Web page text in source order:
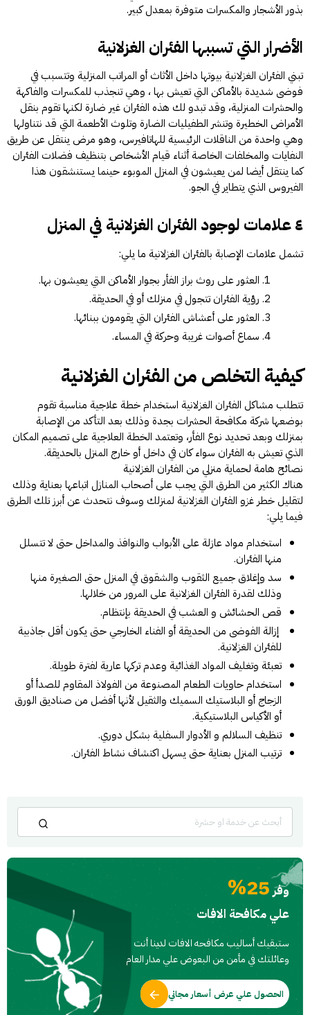
بذور الأشجار والمكسرات متوفرة بمعدل كبير.
الأضرار التي تسببها الفئران الغزلانية
تبني الفئران الغزلانية بيوتها داخل الأثاث أو المراتب المنزلية وتتسبب في
فوضى شديدة بالأماكن التي تعيش بها ، وهي تنجذب للمكسرات والفاكهة
والحشرات المنزلية، وقد تبدو لك هذه الفئران غير ضارة لكنها تقوم بنقل
الأمراض الخطيرة وتنشر الطفيليات الضارة وتلوث الأطعمة التي قد نتناولها
وهي واحدة من الناقلات الرئيسية للهاتافيرس، وهو مرض ينتقل عن طريق
النفايات والمخلفات الخاصة أثناء قيام الأشخاص بتنظيف فضلات الفئران
كما ينتقل أيضا لمن يعيشون في المنزل الموبوء حينما يستنشقون هذا
الفيروس الذي يتطاير في الجو.
٤ علامات لوجود الفئران الغزلانية في المنزل
تشمل علامات الإصابة بالفئران الغزلانية ما يلي:
العثور على روث براز الفأر بجوار الأماكن التي يعيشون بها.
رؤية الفئران تتجول في منزلك أو في الحديقة.
العثور على أعشاش الفئران التي يقومون ببنائها.
سماع أصوات غريبة وحركة في المساء.
كيفية التخلص من الفئران الغزلانية
تتطلب مشاكل الفئران الغزلانية استخدام خطة علاجية مناسبة تقوم
بوضعها شركة مكافحة الحشرات بجدة وذلك بعد التأكد من الإصابة
بمنزلك وبعد تحديد نوع الفأر، وتعتمد الخطة العلاجية على تصميم المكان
الذي تعيش به الفئران سواء كان في داخل أو خارج المنزل بالحديقة.
نصائح هامة لحماية منزلي من الفئران الغزلانية
هناك الكثير من الطرق التي يجب على أصحاب المنازل اتباعها بعناية وذلك
لتقليل خطر غزو الفئران الغزلانية لمنزلك وسوف نتحدث عن أبرز تلك الطرق
فيما يلي:
استخدام مواد عازلة على الأبواب والنوافذ والمداخل حتى لا تتسلل
منها الفئران.​​​​​​​
سد وإغلاق جميع الثقوب والشقوق في المنزل حتى الصغيرة منها
وذلك لقدرة الفئران الغزلانية على المرور من خلالها.
قص الحشائش و العشب في الحديقة بإنتظام.
إزالة الفوضى من الحديقة أو الفناء الخارجي حتى يكون أقل جاذبية
للفئران الغزلانية.
تعبئة وتغليف المواد الغذائية وعدم تركها عارية لفترة طويلة.
استخدام حاويات الطعام المصنوعة من الفولاذ المقاوم للصدأ أو
الزجاج أو البلاستيك السميك والثقيل لأنها أفضل من صناديق الورق
أو الأكياس البلاستيكية.
تنظيف السلالم و الأدوار السفلية بشكل دوري.
ترتيب المنزل بعناية حتى يسهل اكتشاف نشاط الفئران.
وفر25%
علي مكافحة الافات
ستبقيك أساليب مكافحه الافات لدينا أنت
وعائلتك في مأمن من البعوض علي مدار العام
الحصول علي عرض أسعار مجاني